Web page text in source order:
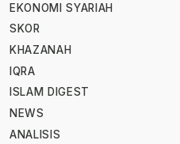
EKONOMI SYARIAH
SKOR
KHAZANAH
IQRA
ISLAM DIGEST
NEWS
ANALISIS